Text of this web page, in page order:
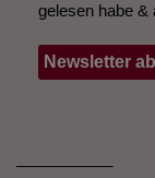
gelesen habe &